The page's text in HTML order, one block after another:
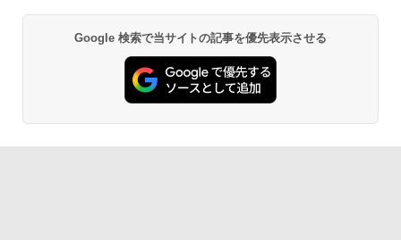
Google 検索で当サイトの記事を優先表示させる